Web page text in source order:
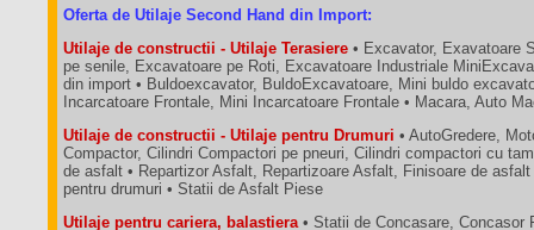
Oferta de Utilaje Second Hand din Import:
Utilaje de constructii - Utilaje Terasiere • Excavator, Exavatoare
pe senile, Excavatoare pe Roti, Excavatoare Industriale
din import • Buldoexcavator, BuldoExcavatoare, Mini buldo
Incarcatoare Frontale, Mini Incarcatoare Frontale • Macara, Auto
Utilaje de constructii - Utilaje pentru Drumuri • AutoGredere,
Compactor, Cilindri Compactori pe pneuri, Cilindri compactori cu
de asfalt • Repartizor Asfalt, Repartizoare Asfalt, Finisoare de
pentru drumuri • Statii de Asfalt Piese
Utilaje pentru cariera, balastiera • Statii de Concasare, Concasor